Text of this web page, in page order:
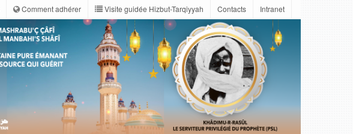
Comment adhérer Visite guidée Hizbut-Tarqiyyah Contacts Intranet